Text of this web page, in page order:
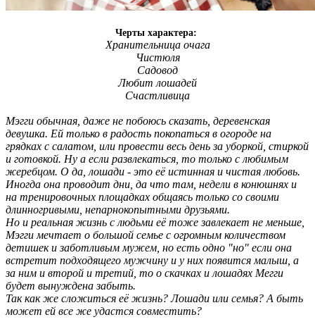
Черты характера:
Хранительница очага
Чистюля
Садовод
Любит лошадей
Счастливица​
Мэгги обычная, даже не побоюсь сказать, деревенская
девушка. Ей только в радость покопаться в огороде на
грядках с салатом, или провести весь день за уборкой, стиркой
и готовкой. Ну а если развлекаться, то только с любимым
жеребцом. О да, лошади - это её истинная и чистая любовь.
Иногда она проводит дни, да что там, недели в конюшнях и
на тренировочных площадках общаясь только со своими
длинногривыми, непарнокопытными друзьями.
Но и реальная жизнь с людьми её тоже завлекает не меньше,
Мэгги мечтает о большой семье с огромным количеством
детишек и заботливым мужем, но есть одно "но" если она
встретит подходящего мужчину и у них появится малыш, а
за ним и второй и третий, то о скачках и лошадях Мегги
будет вынуждена забыть.
Так как же сложиться её жизнь? Лошади или семья? А быть
может ей все же удастся совместить?